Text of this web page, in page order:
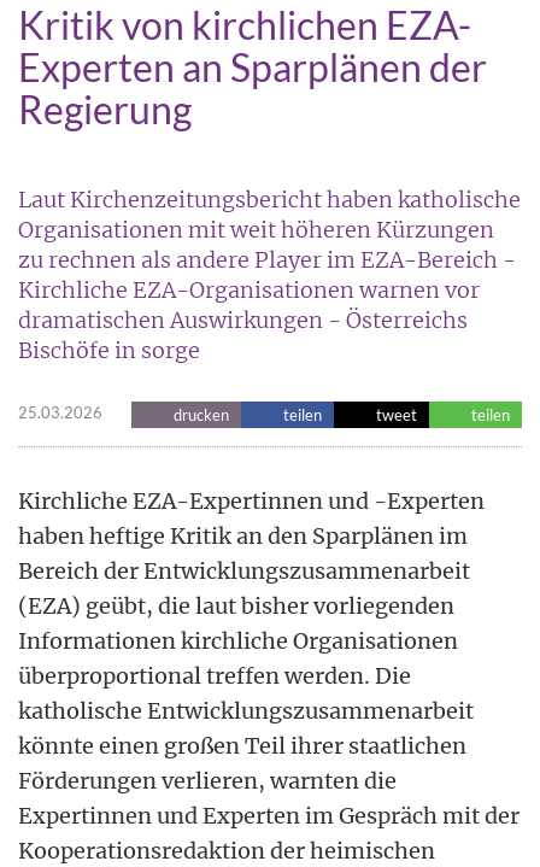
Kritik von kirchlichen EZA-
Experten an Sparplänen der
Regierung
Laut Kirchenzeitungsbericht haben katholische
Organisationen mit weit höheren Kürzungen
zu rechnen als andere Player im EZA-Bereich -
Kirchliche EZA-Organisationen warnen vor
dramatischen Auswirkungen - Österreichs
Bischöfe in sorge
25.03.2026 drucken teilen tweet teilen
Kirchliche EZA-Expertinnen und -Experten
haben heftige Kritik an den Sparplänen im
Bereich der Entwicklungszusammenarbeit
(EZA) geübt, die laut bisher vorliegenden
Informationen kirchliche Organisationen
überproportional treffen werden. Die
katholische Entwicklungszusammenarbeit
könnte einen großen Teil ihrer staatlichen
Förderungen verlieren, warnten die
Expertinnen und Experten im Gespräch mit der
Kooperationsredaktion der heimischen